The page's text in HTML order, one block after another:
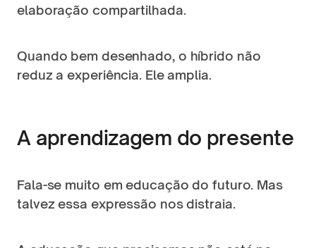
elaboração compartilhada.
Quando bem desenhado, o híbrido não
reduz a experiência. Ele amplia.
A aprendizagem do presente
Fala-se muito em educação do futuro. Mas
talvez essa expressão nos distraia.